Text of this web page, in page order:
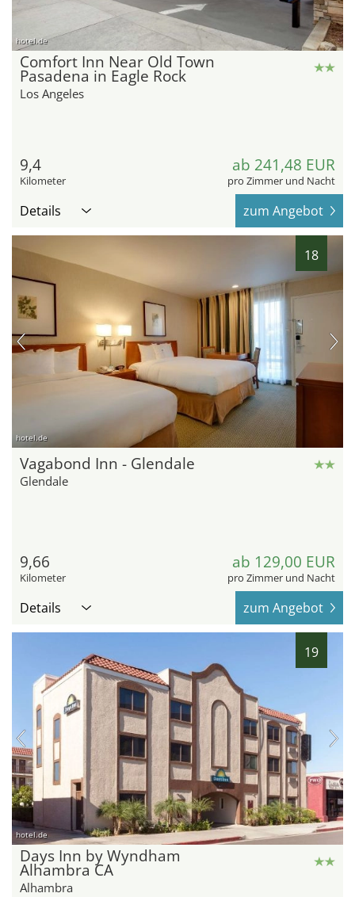
hotel.de
Comfort Inn Near Old Town
Pasadena in Eagle Rock
Los Angeles
9,4
Kilometer
ab 241,48 EUR
pro Zimmer und Nacht
Details zum Angebot
18
hotel.de
Vagabond Inn - Glendale
Glendale
9,66
Kilometer
ab 129,00 EUR
pro Zimmer und Nacht
Details zum Angebot
19
hotel.de
Days Inn by Wyndham
Alhambra CA
Alhambra